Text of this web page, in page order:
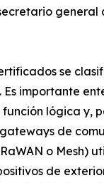
general
se
Es importante
lógica y,
de
o Mesh)
de